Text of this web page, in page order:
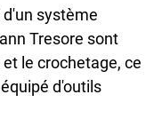
système
Tresore sont
le crochetage, ce
d'outils